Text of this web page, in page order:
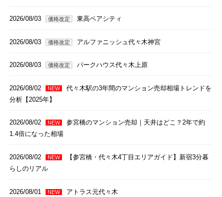
2026/08/03 価格改定 東高ペアシティ
2026/08/03 価格改定 アルファニッシュ代々木神宮
2026/08/03 価格改定 パークハウス代々木上原
2026/08/02 NEW
代々木駅の3年間のマンション売却相場トレンドを
分析【2025年】
2026/08/02 NEW
参宮橋のマンション売却｜天井はどこ？2年で約
1.4倍になった相場
2026/08/02 NEW
【参宮橋・代々木4丁目エリアガイド】新宿3分暮
らしのリアル
2026/08/01 NEW アトラス元代々木